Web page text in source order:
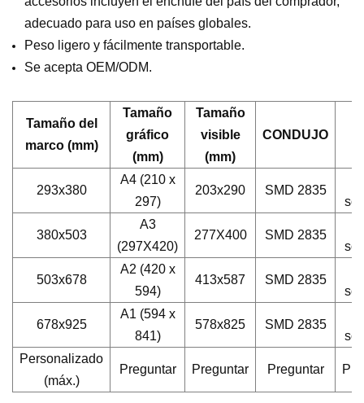
adecuado para uso en países globales.
Peso ligero y fácilmente transportable.
Se acepta OEM/ODM.
Tamaño del
marco (mm)
Tamaño
gráfico
(mm)
Tamaño
visible
(mm)
CONDUJO
293x380
A4 (210 x
297)
203x290 SMD 2835
380x503
A3
(297X420)
277X400 SMD 2835
503x678
A2 (420 x
594)
413x587 SMD 2835
678x925
A1 (594 x
841)
578x825 SMD 2835
Personalizado
(máx.)
Preguntar Preguntar Preguntar